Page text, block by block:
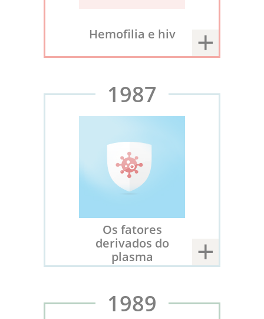
Hemofilia e hiv
1987
Os fatores
derivados do
plasma
1989